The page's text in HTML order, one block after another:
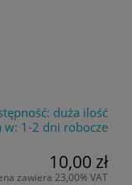
duża ilość
w: 1-2 dni robocze
10,00 zł
zawiera 23,00% VAT